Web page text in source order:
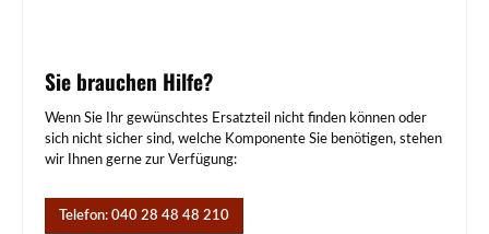
Sie brauchen Hilfe?
Wenn Sie Ihr gewünschtes Ersatzteil nicht finden können oder
sich nicht sicher sind, welche Komponente Sie benötigen, stehen
wir Ihnen gerne zur Verfügung:
Telefon: 040 28 48 48 210